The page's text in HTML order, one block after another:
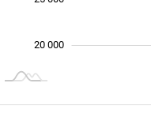
20 000